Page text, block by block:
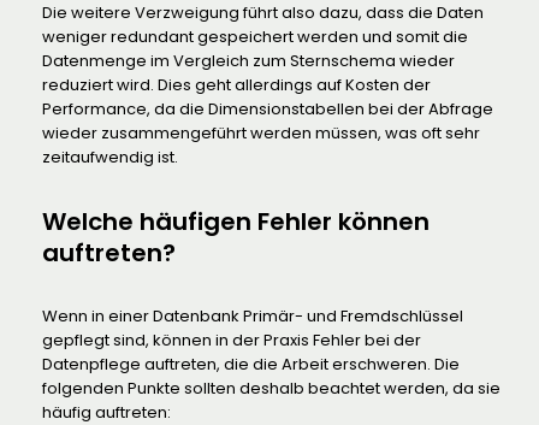
Die weitere Verzweigung führt also dazu, dass die Daten
weniger redundant gespeichert werden und somit die
Datenmenge im Vergleich zum Sternschema wieder
reduziert wird. Dies geht allerdings auf Kosten der
Performance, da die Dimensionstabellen bei der Abfrage
wieder zusammengeführt werden müssen, was oft sehr
zeitaufwendig ist.
Welche häufigen Fehler können
auftreten?
Wenn in einer Datenbank Primär- und Fremdschlüssel
gepflegt sind, können in der Praxis Fehler bei der
Datenpflege auftreten, die die Arbeit erschweren. Die
folgenden Punkte sollten deshalb beachtet werden, da sie
häufig auftreten: